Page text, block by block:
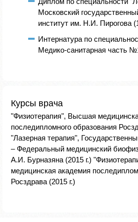
Московский
институт им. Н.И. Пирогова
Интернатура по
Медико-санитарная часть
Курсы врача
"Физиотерапия", Высшая
последипломного образования
"Лазерная терапия",
– Федеральный медицинский
А.И. Бурназяна (2015 г.)
медицинская академия
Росздрава (2015 г.)